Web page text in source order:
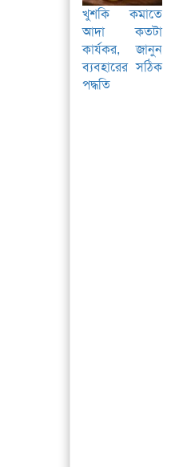
খুশকি কমাতে
আদা কতটা
কার্যকর, জানুন
ব্যবহারের সঠিক
পদ্ধতি